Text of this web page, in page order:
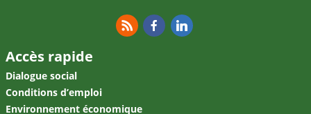
Accès rapide
Dialogue social
Conditions d’emploi
Environnement économique